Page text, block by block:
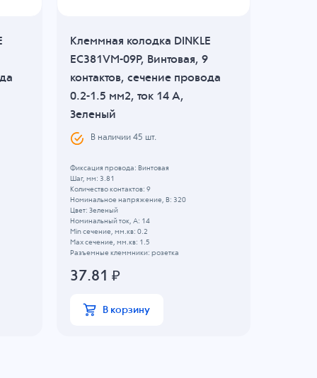
Клеммная колодка DINKLE
EC381VM-09P, Винтовая, 9
контактов, сечение провода
0.2-1.5 мм2, ток 14 A,
Зеленый
В наличии 45 шт.
Фиксация провода: Винтовая
Шаг, мм: 3.81
Количество контактов: 9
Номинальное напряжение, B: 320
Цвет: Зеленый
Номинальный ток, А: 14
Min сечение, мм.кв: 0.2
Max сечение, мм.кв: 1.5
Разъемные клеммники: розетка
37.81 ₽
В корзину